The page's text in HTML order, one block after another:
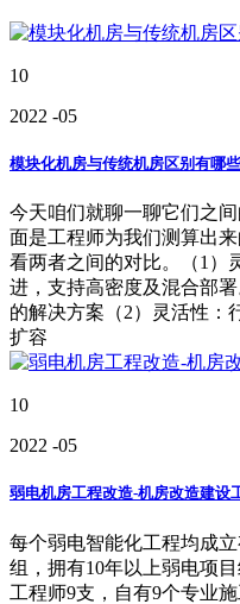
10
2022 -05
模块化机房与传统机房区别有哪
今天咱们就聊一聊它们之
面是工程师为我们测算出
看两者之间的对比。（1）
进，支持高密度及混合部
的解决方案（2）灵活性：
扩容
10
2022 -05
弱电机房工程改造-机房改造建设
每个弱电智能化工程均成
组，拥有10年以上弱电项
工程师9支，自有9个专业